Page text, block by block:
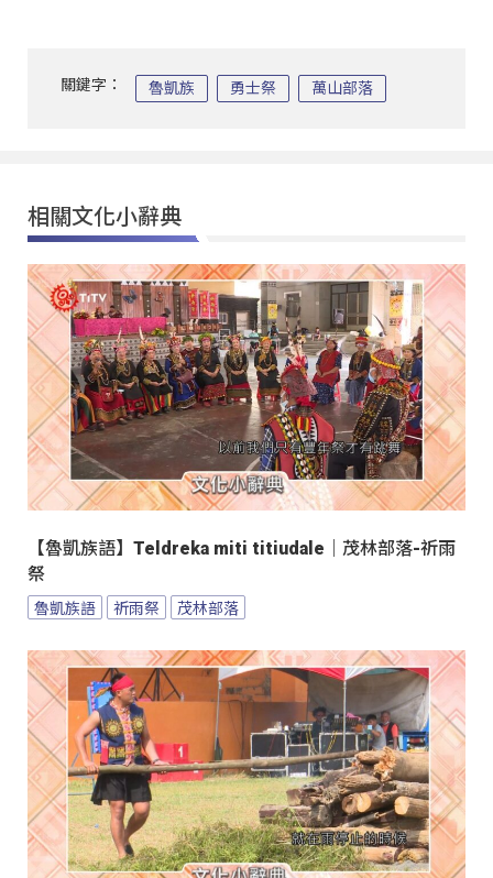
關鍵字： 魯凱族 勇士祭 萬山部落
相關文化小辭典
【魯凱族語】Teldreka miti titiudale｜茂林部落-祈雨
祭
魯凱族語 祈雨祭 茂林部落